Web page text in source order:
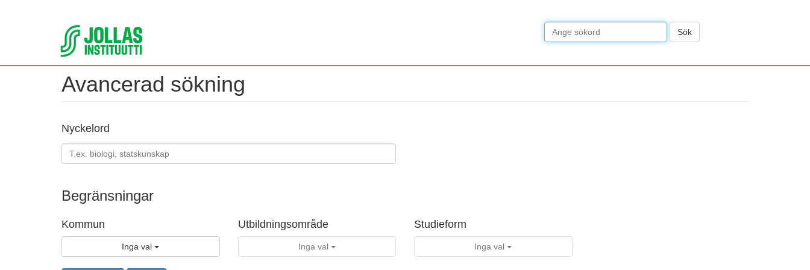
Sök
Avancerad sökning
Nyckelord
Begränsningar
Kommun
Inga val
Utbildningsområde
Inga val
Studieform
Inga val